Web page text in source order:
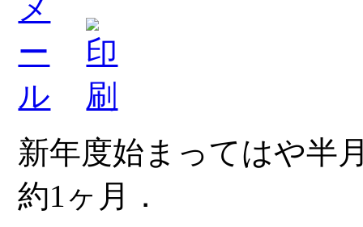
新年度始まってはや半
約1ヶ月．